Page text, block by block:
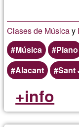
Clases de Músicay
Música
Piano
Alacant
Sant
+info